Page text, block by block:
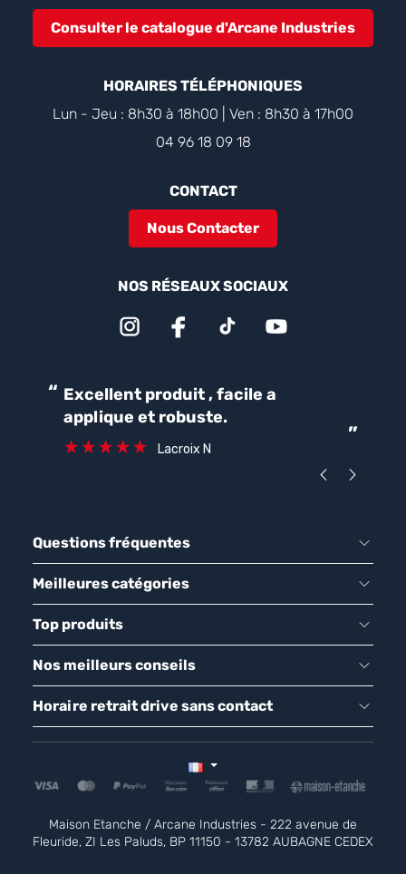
Consulter le catalogue d'Arcane Industries
HORAIRES TÉLÉPHONIQUES
Lun - Jeu : 8h30 à 18h00 | Ven : 8h30 à 17h00
04 96 18 09 18
CONTACT
Nous Contacter
NOS RÉSEAUX SOCIAUX
“
”
Excellent produit , facile a
applique et robuste.
Lacroix N
Questions fréquentes
Meilleures catégories
Top produits
Nos meilleurs conseils
Horaire retrait drive sans contact
Maison Etanche / Arcane Industries - 222 avenue de
Fleuride, ZI Les Paluds, BP 11150 - 13782 AUBAGNE CEDEX